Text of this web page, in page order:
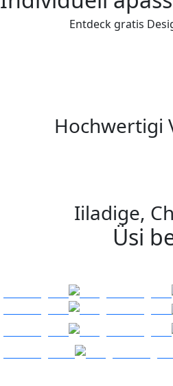
Entdeck gratis
Hochwertigi
Iiladige,
Üsi